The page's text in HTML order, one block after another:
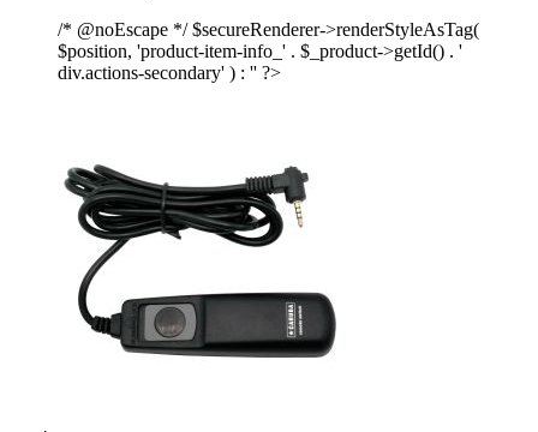
/* @noEscape */ $secureRenderer->renderStyleAsTag(
$position, 'product-item-info_' . $_product->getId() . '
div.actions-secondary' ) : '' ?>